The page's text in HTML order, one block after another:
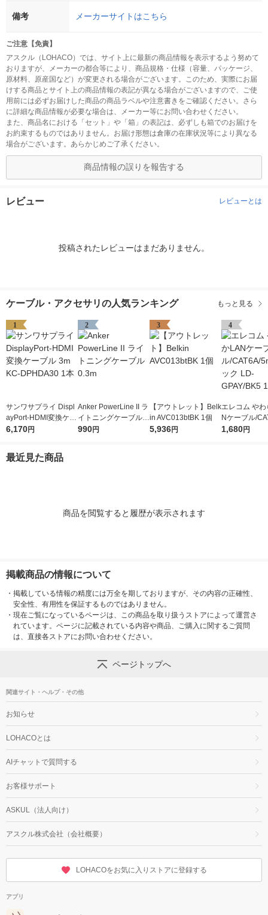
備考 メーカーサイトはこちら
ご注意【免責】
アスクル（LOHACO）では、サイト上に最新の商品情報を表示するよう努めて
おりますが、メーカーの都合等により、商品規格・仕様（容量、パッケージ、
原材料、原産国など）が変更される場合がございます。このため、実際にお届
けする商品とサイト上の商品情報の表記が異なる場合がございますので、ご使
用前には必ずお届けした商品の商品ラベルや注意書きをご確認ください。さら
に詳細な商品情報が必要な場合は、メーカー等にお問い合わせください。
また、商品名における「セット」や「箱」の表記は、必ずしも箱でのお届けを
お約束するものではありません。お届け形態は倉庫の在庫状況等により異なる
場合がございます。あらかじめご了承ください。
商品情報の誤りを報告する
レビュー レビューとは
投稿されたレビューはまだありません。
ケーブル・アクセサリの人気ランキング もっと見る
1
サンワサプライ Displ
ayPort-HDMI変換ケー
ブル 3m KC-DPHDA3
6,170円
2
Anker PowerLine II ラ
イトニングケーブル
0.3m
990円
3
【アウトレット】Belk
in AVC013btBK 1個
5,936円
4
エレコム や
Nケーブル/
m/ブラック
1,680円
最近見た商品
商品を閲覧すると履歴が表示されます
掲載商品の情報について
・ 掲載している情報の精度には万全を期しておりますが、その内容の正確性、
安全性、有用性を保証するものではありません。
・ 現在ご覧になっているページは、この商品を取り扱うストアによって運営さ
れています。ページに記載されている内容や商品、ご購入に関するご質問
は、直接各ストアにお問い合わせください。
ページトップへ
関連サイト・ヘルプ・その他
お知らせ
LOHACOとは
AIチャットで質問する
お客様サポート
ASKUL（法人向け）
アスクル株式会社（会社概要）
LOHACOをお気に入りストアに登録する
アプリ